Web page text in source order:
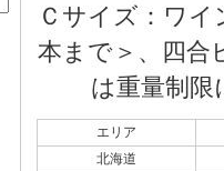
Ｃサイズ：ワイ
本まで＞、四
は重量制
エリア
北海道